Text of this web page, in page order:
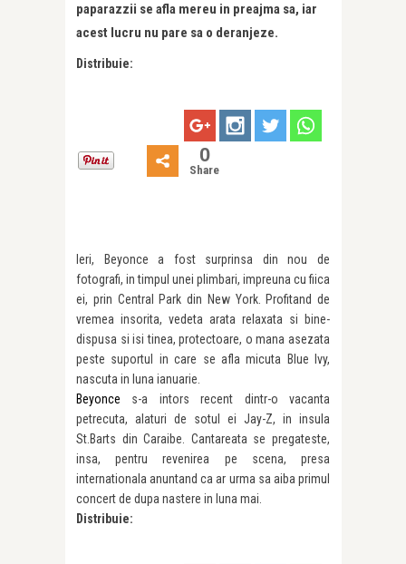
paparazzii se afla mereu in preajma sa, iar
acest lucru nu pare sa o deranjeze.
Distribuie:
0
Share
Ieri, Beyonce a fost surprinsa din nou de
fotografi, in timpul unei plimbari, impreuna cu fiica
ei, prin Central Park din New York. Profitand de
vremea insorita, vedeta arata relaxata si bine-
dispusa si isi tinea, protectoare, o mana asezata
peste suportul in care se afla micuta Blue Ivy,
nascuta in luna ianuarie.
Beyonce s-a intors recent dintr-o vacanta
petrecuta, alaturi de sotul ei Jay-Z, in insula
St.Barts din Caraibe. Cantareata se pregateste,
insa, pentru revenirea pe scena, presa
internationala anuntand ca ar urma sa aiba primul
concert de dupa nastere in luna mai.
Distribuie: